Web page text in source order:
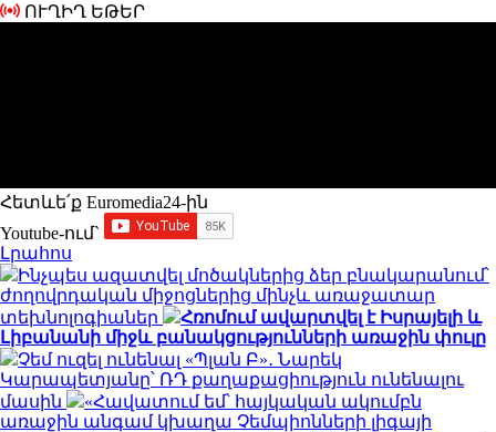
ՈՒՂԻՂ ԵԹԵՐ
Հետևե՛ք Euromedia24-ին
Youtube-ում`
Լրահոս
Ինչպես ազատվել մոծակներից ձեր բնակարանում՝
ժողովրդական միջոցներից մինչև առաջատար
տեխնոլոգիաներ
Հռոմում ավարտվել է Իսրայելի և
Լիբանանի միջև բանակցությունների առաջին փուլը
Չեմ ուզել ունենալ «Պլան Բ»․ Նարեկ
Կարապետյանը՝ ՌԴ քաղաքացիություն ունենալու
մասին
«Հավատում եմ՝ հայկական ակումբն
առաջին անգամ կխաղա Չեմպիոնների լիգայի